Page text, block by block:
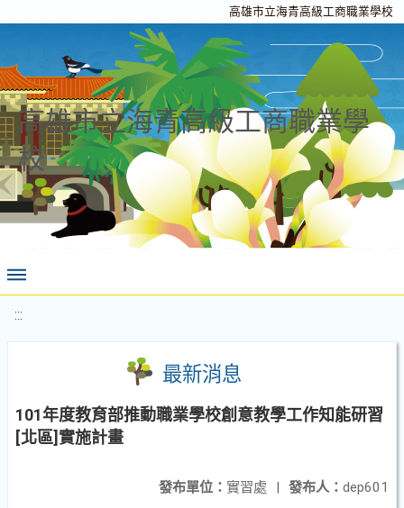
高雄市立海青高級工商職業學校
高雄市立海青高級工商職業學
校
:::
最新消息
101年度教育部推動職業學校創意教學工作知能研習
[北區]實施計畫
發布人： dep601
發布單位： 實習處 |